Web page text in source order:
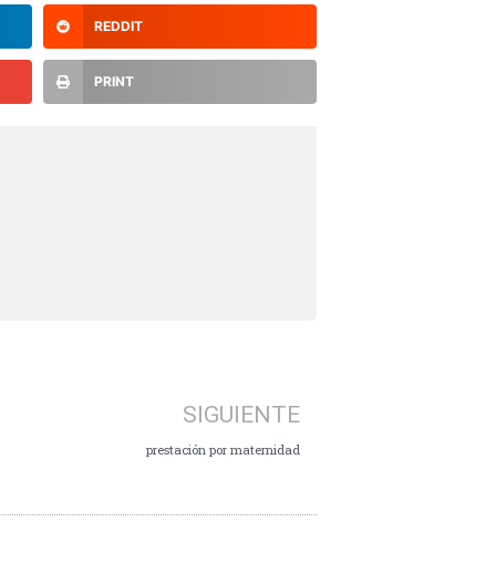
REDDIT
PRINT
SIGUIENTE
prestación por maternidad